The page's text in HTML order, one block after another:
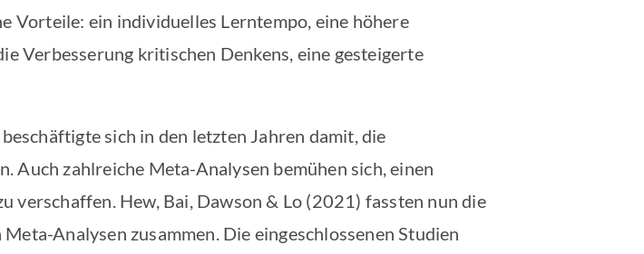
Vorteile: ein individuelles Lerntempo, eine höhere
Verbesserung kritischen Denkens, eine gesteigerte
sich in den letzten Jahren damit, die
Auch zahlreiche Meta-Analysen bemühen sich, einen
verschaffen. Hew, Bai, Dawson & Lo (2021) fassten nun die
Analysen zusammen. Die eingeschlossenen Studien